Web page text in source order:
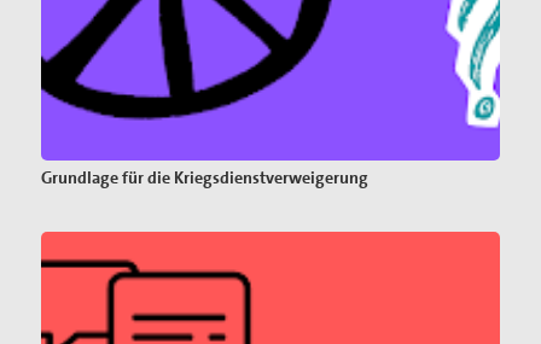
Grundlage für die Kriegsdienstverweigerung